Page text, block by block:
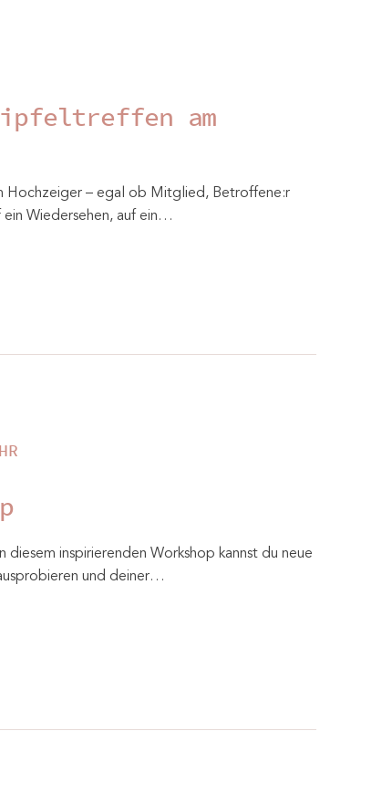
Gipfeltreffen am
Hochzeiger – egal ob Mitglied, Betroffene:r
ein Wiedersehen, auf ein…
inspirierenden Workshop kannst du neue
und deiner…